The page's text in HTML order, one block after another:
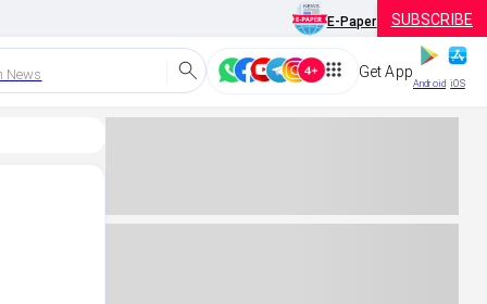
E-Paper SUBSCRIBE
News Get App
Android iOS